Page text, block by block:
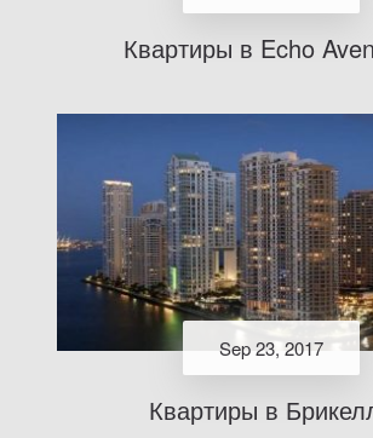
Квартиры в Echo
Sep 23, 2017
Квартиры в